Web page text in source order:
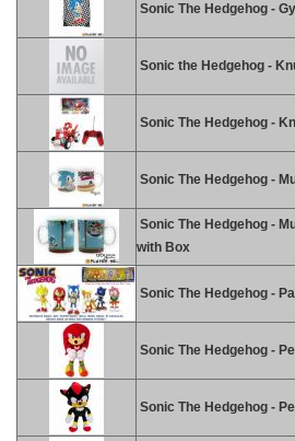
Sonic The Hedgehog -
Sonic the Hedgehog -
Sonic The Hedgehog -
Sonic The Hedgehog -
Sonic The Hedgehog -
with Box
Sonic The Hedgehog -
Sonic The Hedgehog -
Sonic The Hedgehog -